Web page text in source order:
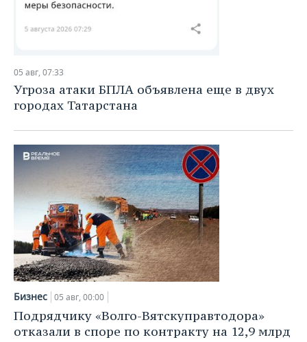
05 авг, 07:33
Угроза атаки БПЛА объявлена еще в двух
городах Татарстана
Бизнес 05 авг, 00:00
Подрядчику «Волго-Вятскуправтодора»
отказали в споре по контракту на 12,9 млрд